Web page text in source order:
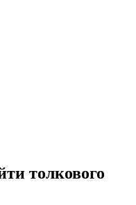
толкового